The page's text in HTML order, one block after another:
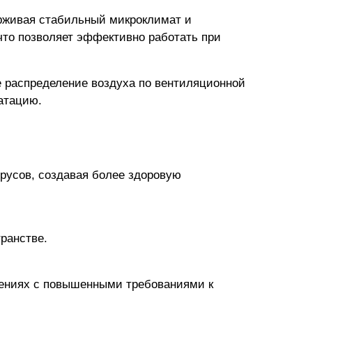
стабильный микроклимат и
позволяет эффективно работать при
воздуха по вентиляционной
создавая более здоровую
с повышенными требованиями к